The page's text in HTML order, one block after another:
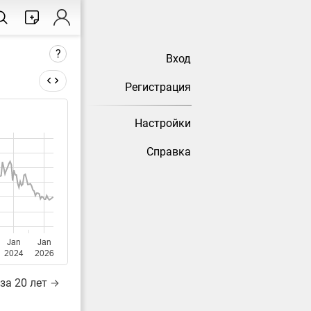
Вход
Регистрация
Настройки
Справка
?
Jan
2024
Jan
2026
20 лет